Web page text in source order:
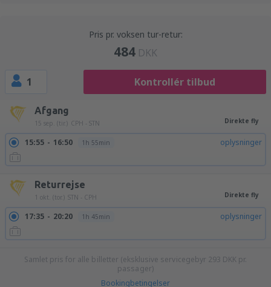
Pris pr. voksen tur-retur:
484 DKK
1 Kontrollér tilbud
Afgang
15 sep. (tir.) CPH - STN Direkte fly
15:55 16:50 1h 55min oplysninger
Returrejse
1 okt. (tor.) STN - CPH Direkte fly
17:35 20:20 1h 45min oplysninger
Samlet pris for alle billetter (eksklusive servicegebyr 293 DKK pr.
passager)
Bookingbetingelser